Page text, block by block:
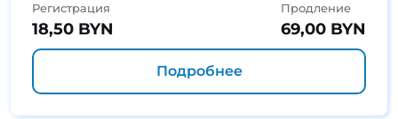
Регистрация
18,50 BYN
Продление
69,00 BYN
Подробнее